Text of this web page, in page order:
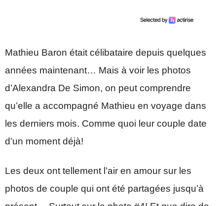
Mathieu Baron était célibataire depuis quelques
années maintenant… Mais à voir les photos
d’Alexandra De Simon, on peut comprendre
qu’elle a accompagné Mathieu en voyage dans
les derniers mois. Comme quoi leur couple date
d’un moment déjà!
Les deux ont tellement l’air en amour sur les
photos de couple qui ont été partagées jusqu’à